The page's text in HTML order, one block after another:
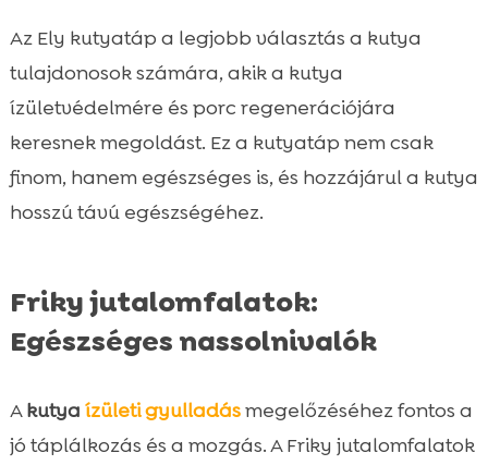
Az Ely kutyatáp a legjobb választás a kutya
tulajdonosok számára, akik a kutya
ízületvédelmére és porc regenerációjára
keresnek megoldást. Ez a kutyatáp nem csak
finom, hanem egészséges is, és hozzájárul a kutya
hosszú távú egészségéhez.
Friky jutalomfalatok:
Egészséges nassolnivalók
Akutya ízületi gyulladásmegelőzéséhez fontos a
jó táplálkozás és a mozgás. A Friky jutalomfalatok